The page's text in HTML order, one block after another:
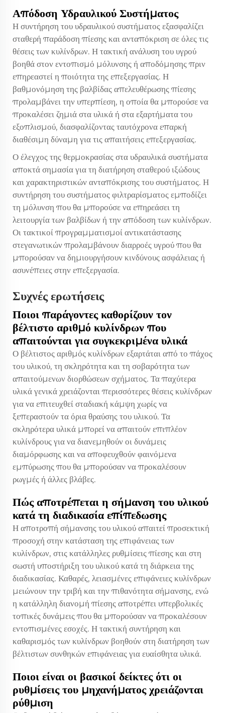
Απόδοση Υδραυλικού Συστήματος
Η συντήρηση του υδραυλικού συστήματος εξασφαλίζει
σταθερή παράδοση πίεσης και ανταπόκριση σε όλες τις
θέσεις των κυλίνδρων. Η τακτική ανάλυση του υγρού
βοηθά στον εντοπισμό μόλυνσης ή αποδόμησης πριν
επηρεαστεί η ποιότητα της επεξεργασίας. Η
βαθμονόμηση της βαλβίδας απελευθέρωσης πίεσης
προλαμβάνει την υπερπίεση, η οποία θα μπορούσε να
προκαλέσει ζημιά στα υλικά ή στα εξαρτήματα του
εξοπλισμού, διασφαλίζοντας ταυτόχρονα επαρκή
διαθέσιμη δύναμη για τις απαιτήσεις επεξεργασίας.
Ο έλεγχος της θερμοκρασίας στα υδραυλικά συστήματα
αποκτά σημασία για τη διατήρηση σταθερού ιξώδους
και χαρακτηριστικών ανταπόκρισης του συστήματος. Η
συντήρηση του συστήματος φιλτραρίσματος εμποδίζει
τη μόλυνση που θα μπορούσε να επηρεάσει τη
λειτουργία των βαλβίδων ή την απόδοση των κυλίνδρων.
Οι τακτικοί προγραμματισμοί αντικατάστασης
στεγανωτικών προλαμβάνουν διαρροές υγρού που θα
μπορούσαν να δημιουργήσουν κινδύνους ασφάλειας ή
ασυνέπειες στην επεξεργασία.
Συχνές ερωτήσεις
Ποιοι παράγοντες καθορίζουν τον
βέλτιστο αριθμό κυλίνδρων που
απαιτούνται για συγκεκριμένα υλικά
Ο βέλτιστος αριθμός κυλίνδρων εξαρτάται από το πάχος
του υλικού, τη σκληρότητα και τη σοβαρότητα των
απαιτούμενων διορθώσεων σχήματος. Τα παχύτερα
υλικά γενικά χρειάζονται περισσότερες θέσεις κυλίνδρων
για να επιτευχθεί σταδιακή κάμψη χωρίς να
ξεπεραστούν τα όρια θραύσης του υλικού. Τα
σκληρότερα υλικά μπορεί να απαιτούν επιπλέον
κυλίνδρους για να διανεμηθούν οι δυνάμεις
διαμόρφωσης και να αποφευχθούν φαινόμενα
εμπύρωσης που θα μπορούσαν να προκαλέσουν
ρωγμές ή άλλες βλάβες.
Πώς αποτρέπεται η σήμανση του υλικού
κατά τη διαδικασία επίπεδωσης
Η αποτροπή σήμανσης του υλικού απαιτεί προσεκτική
προσοχή στην κατάσταση της επιφάνειας των
κυλίνδρων, στις κατάλληλες ρυθμίσεις πίεσης και στη
σωστή υποστήριξη του υλικού κατά τη διάρκεια της
διαδικασίας. Καθαρές, λειασμένες επιφάνειες κυλίνδρων
μειώνουν την τριβή και την πιθανότητα σήμανσης, ενώ
η κατάλληλη διανομή πίεσης αποτρέπει υπερβολικές
τοπικές δυνάμεις που θα μπορούσαν να προκαλέσουν
εντοπισμένες εσοχές. Η τακτική συντήρηση και
καθαρισμός των κυλίνδρων βοηθούν στη διατήρηση των
βέλτιστων συνθηκών επιφάνειας για ευαίσθητα υλικά.
Ποιοι είναι οι βασικοί δείκτες ότι οι
ρυθμίσεις του μηχανήματος χρειάζονται
ρύθμιση